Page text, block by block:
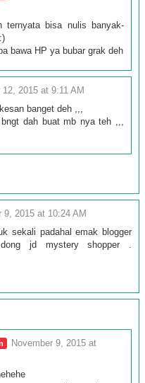
ternyata bisa nulis banyak-
bawa HP ya bubar grak deh
12, 2015 at 9:11 AM
banget deh ,,,
dah buat mb nya teh ,,,
9, 2015 at 10:24 AM
sekali padahal emak blogger
jd mystery shopper .
November 9, 2015 at